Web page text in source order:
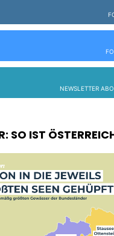
NEWSLETTER
SO IST